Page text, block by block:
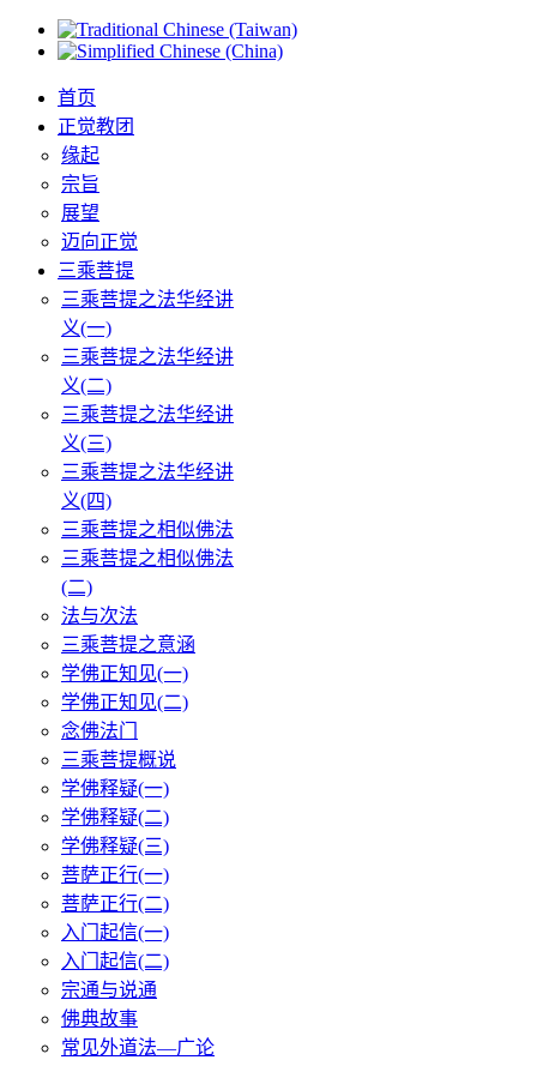
首页
正觉教团
缘起
宗旨
展望
迈向正觉
三乘菩提
三乘菩提之法华经讲
义(一)
三乘菩提之法华经讲
义(二)
三乘菩提之法华经讲
义(三)
三乘菩提之法华经讲
义(四)
三乘菩提之相似佛法
三乘菩提之相似佛法
(二)
法与次法
三乘菩提之意涵
学佛正知见(一)
学佛正知见(二)
念佛法门
三乘菩提概说
学佛释疑(一)
学佛释疑(二)
学佛释疑(三)
菩萨正行(一)
菩萨正行(二)
入门起信(一)
入门起信(二)
宗通与说通
佛典故事
常见外道法—广论